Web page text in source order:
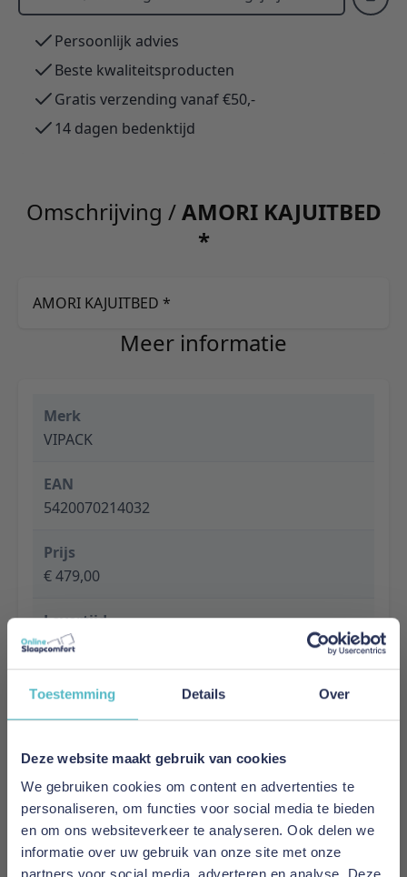
Toestemming Details Over
Deze website maakt gebruik van cookies
We gebruiken cookies om content en advertenties te
personaliseren, om functies voor social media te bieden
en om ons websiteverkeer te analyseren. Ook delen we
informatie over uw gebruik van onze site met onze
Persoonlijk advies
Beste kwaliteitsproducten
Gratis verzending vanaf €50,-
14 dagen bedenktijd
Omschrijving /AMORI KAJUITBED
*
AMORI KAJUITBED *
Meer informatie
Merk
VIPACK
EAN
5420070214032
Prijs
€ 479,00
Levertijd
1 tot 5 werkdagen
Specificaties
Colour: WHITE
Slat base included: No
Recommended Slatbase: Frame
Product style: Romantic
Maximum mattress thickness: No maximum
height